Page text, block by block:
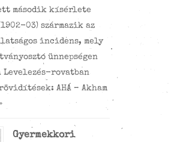
második kísérlete
03) származik az
incidens, mely
ünnepségen
rovatban
AHÁ – Akham
Gyermekkori